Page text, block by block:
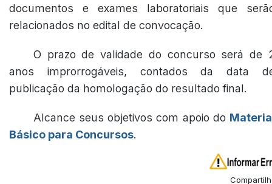
documentos e exames laboratoriais que
relacionados no edital de convocação.
O prazo de validade do concurso será de
anos improrrogáveis, contados da data
publicação da homologação do resultado final.
Alcance seus objetivos com apoio do
Básico para Concursos.